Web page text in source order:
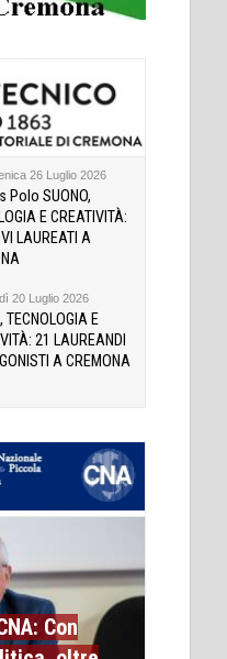
26 Luglio 2026
Polo SUONO,
E CREATIVITÀ:
LAUREATI A
20 Luglio 2026
TECNOLOGIA E
21 LAUREANDI
A CREMONA
Con